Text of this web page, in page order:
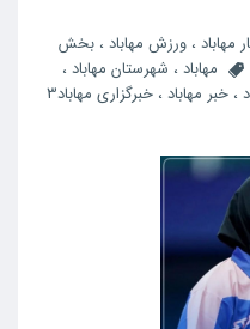
مهاباد ، ورزش مهاباد ، بخش
مهاباد ، شهرستان مهاباد ،
، خبر مهاباد ، خبرگزاری مهاباد3